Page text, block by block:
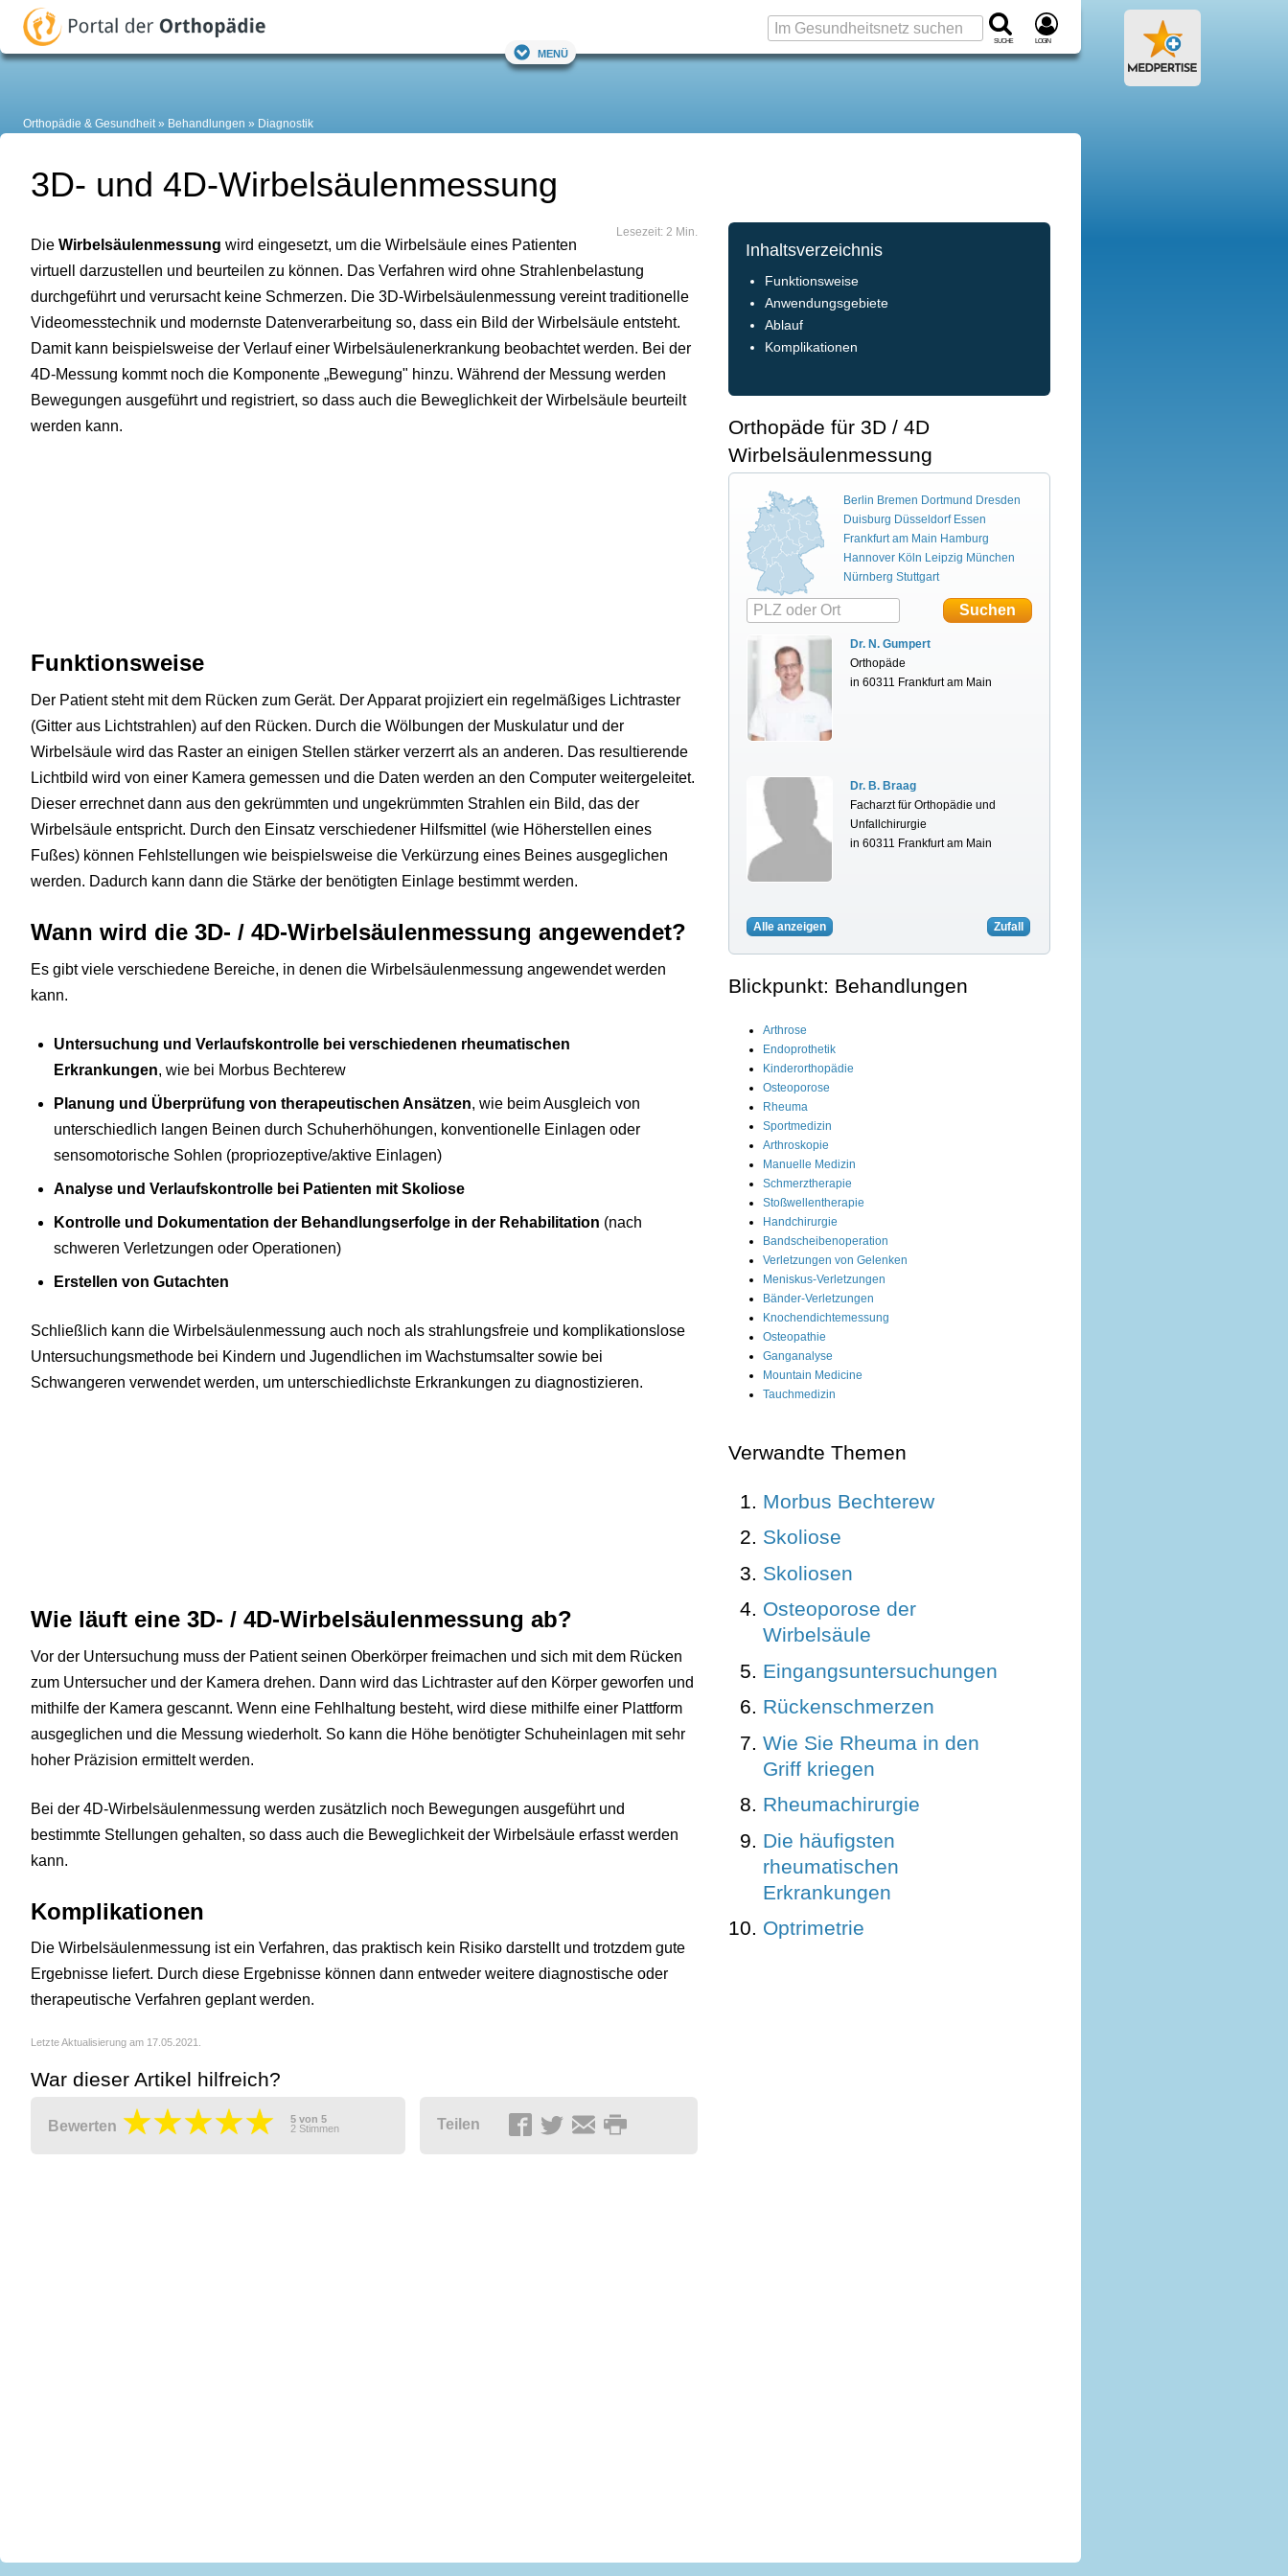
Suche Login
Menü
Orthopädie & Gesundheit Behandlungen Diagnostik
3D- und 4D-Wirbelsäulenmessung
Lesezeit: 2 Min.
Die Wirbelsäulenmessung wird eingesetzt, um die Wirbelsäule eines Patienten
virtuell darzustellen und beurteilen zu können. Das Verfahren wird ohne Strahlenbelastung
durchgeführt und verursacht keine Schmerzen. Die 3D-Wirbelsäulenmessung vereint traditionelle
Videomesstechnik und modernste Datenverarbeitung so, dass ein Bild der Wirbelsäule entsteht.
Damit kann beispielsweise der Verlauf einer Wirbelsäulenerkrankung beobachtet werden. Bei der
4D-Messung kommt noch die Komponente „Bewegung" hinzu. Während der Messung werden
Bewegungen ausgeführt und registriert, so dass auch die Beweglichkeit der Wirbelsäule beurteilt
werden kann.
Funktionsweise
Der Patient steht mit dem Rücken zum Gerät. Der Apparat projiziert ein regelmäßiges Lichtraster
(Gitter aus Lichtstrahlen) auf den Rücken. Durch die Wölbungen der Muskulatur und der
Wirbelsäule wird das Raster an einigen Stellen stärker verzerrt als an anderen. Das resultierende
Lichtbild wird von einer Kamera gemessen und die Daten werden an den Computer weitergeleitet.
Dieser errechnet dann aus den gekrümmten und ungekrümmten Strahlen ein Bild, das der
Wirbelsäule entspricht. Durch den Einsatz verschiedener Hilfsmittel (wie Höherstellen eines
Fußes) können Fehlstellungen wie beispielsweise die Verkürzung eines Beines ausgeglichen
werden. Dadurch kann dann die Stärke der benötigten Einlage bestimmt werden.
Wann wird die 3D- / 4D-Wirbelsäulenmessung angewendet?
Es gibt viele verschiedene Bereiche, in denen die Wirbelsäulenmessung angewendet werden
kann.
Untersuchung und Verlaufskontrolle bei verschiedenen rheumatischen
Erkrankungen, wie bei Morbus Bechterew
Planung und Überprüfung von therapeutischen Ansätzen, wie beim Ausgleich von
unterschiedlich langen Beinen durch Schuherhöhungen, konventionelle Einlagen oder
sensomotorische Sohlen (propriozeptive/aktive Einlagen)
Analyse und Verlaufskontrolle bei Patienten mit Skoliose
Kontrolle und Dokumentation der Behandlungserfolge in der Rehabilitation (nach
schweren Verletzungen oder Operationen)
Erstellen von Gutachten
Schließlich kann die Wirbelsäulenmessung auch noch als strahlungsfreie und komplikationslose
Untersuchungsmethode bei Kindern und Jugendlichen im Wachstumsalter sowie bei
Schwangeren verwendet werden, um unterschiedlichste Erkrankungen zu diagnostizieren.
Wie läuft eine 3D- / 4D-Wirbelsäulenmessung ab?
Vor der Untersuchung muss der Patient seinen Oberkörper freimachen und sich mit dem Rücken
zum Untersucher und der Kamera drehen. Dann wird das Lichtraster auf den Körper geworfen und
mithilfe der Kamera gescannt. Wenn eine Fehlhaltung besteht, wird diese mithilfe einer Plattform
ausgeglichen und die Messung wiederholt. So kann die Höhe benötigter Schuheinlagen mit sehr
hoher Präzision ermittelt werden.
Bei der 4D-Wirbelsäulenmessung werden zusätzlich noch Bewegungen ausgeführt und
bestimmte Stellungen gehalten, so dass auch die Beweglichkeit der Wirbelsäule erfasst werden
kann.
Komplikationen
Die Wirbelsäulenmessung ist ein Verfahren, das praktisch kein Risiko darstellt und trotzdem gute
Ergebnisse liefert. Durch diese Ergebnisse können dann entweder weitere diagnostische oder
therapeutische Verfahren geplant werden.
Letzte Aktualisierung am 17.05.2021.
War dieser Artikel hilfreich?
Bewerten 5 von 5
2 Stimmen Teilen
Inhaltsverzeichnis
Funktionsweise
Anwendungsgebiete
Ablauf
Komplikationen
Orthopäde für 3D / 4D
Wirbelsäulenmessung
Berlin Bremen Dortmund Dresden
Duisburg Düsseldorf Essen
Frankfurt am Main Hamburg
Hannover Köln Leipzig München
Nürnberg Stuttgart
Dr. N. Gumpert
Orthopäde
in 60311 Frankfurt am Main
Dr. B. Braag
Facharzt für Orthopädie und
Unfallchirurgie
in 60311 Frankfurt am Main
Alle anzeigen Zufall
Blickpunkt: Behandlungen
Arthrose
Endoprothetik
Kinderorthopädie
Osteoporose
Rheuma
Sportmedizin
Arthroskopie
Manuelle Medizin
Schmerztherapie
Stoßwellentherapie
Handchirurgie
Bandscheibenoperation
Verletzungen von Gelenken
Meniskus-Verletzungen
Bänder-Verletzungen
Knochendichtemessung
Osteopathie
Ganganalyse
Mountain Medicine
Tauchmedizin
Verwandte Themen
Morbus Bechterew
Skoliose
Skoliosen
Osteoporose der
Wirbelsäule
Eingangsuntersuchungen
Rückenschmerzen
Wie Sie Rheuma in den
Griff kriegen
Rheumachirurgie
Die häufigsten
rheumatischen
Erkrankungen
Optrimetrie